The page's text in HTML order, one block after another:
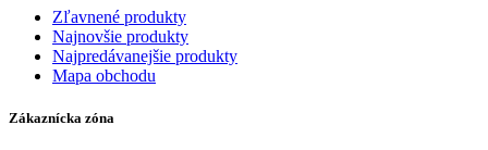
Zľavnené produkty
Najnovšie produkty
Najpredávanejšie produkty
Mapa obchodu
Zákaznícka zóna